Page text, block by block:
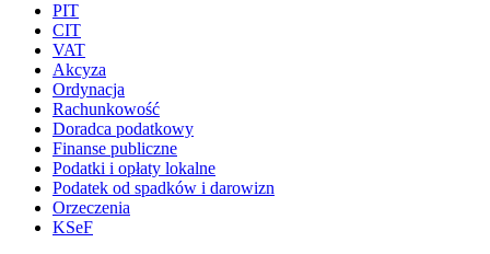
PIT
CIT
VAT
Akcyza
Ordynacja
Rachunkowość
Doradca podatkowy
Finanse publiczne
Podatki i opłaty lokalne
Podatek od spadków i darowizn
Orzeczenia
KSeF